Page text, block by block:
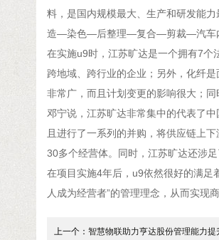
料，是国内规模最大、生产和研发能
造—染色—后整理—复合—剪裁—汽车内
在实施u9时，江苏旷达是一个拥有7个
跨地域、跨行业的企业；另外，化纤
非常广，而且计划变更的影响很大；
邓宁说，江苏旷达非常集中的代表了
且进行了一系列的并购，将供应链上
30多个经营体。同时，江苏旷达还涉
在项目实施4年后，u9依然很好的满足
人成为经营者”的管理理念，从而实现
上一个： 智慧物联助力亨达股份管理能力提